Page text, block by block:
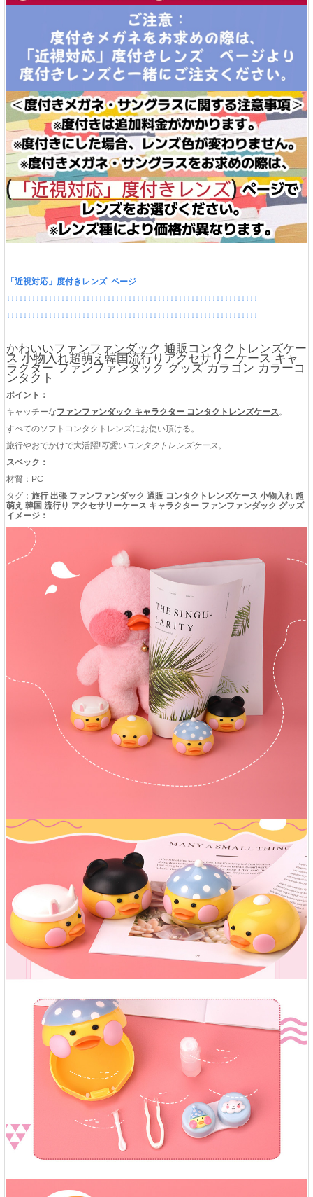
「近視対応」度付きレンズ ページ
↓↓↓↓↓↓↓↓↓↓↓↓↓↓↓↓↓↓↓↓↓↓↓↓↓↓↓↓↓↓↓↓↓↓↓↓↓↓↓↓↓↓↓↓↓↓↓↓↓↓↓↓↓↓↓↓↓↓↓↓
↓↓↓↓↓↓↓↓↓↓↓↓↓↓↓↓↓↓↓↓↓↓↓↓↓↓↓↓↓↓↓↓↓↓↓↓↓↓↓↓↓↓↓↓↓↓↓↓↓↓↓↓↓↓↓↓↓↓↓↓
かわいいファンファンダック 通販コンタクトレンズケー
ス 小物入れ超萌え韓国流行りアクセサリーケース キャ
ラクター ファンファンダック グッズ カラコン カラーコ
ンタクト
ポイント：
キャッチーなファンファンダック キャラクター コンタクトレンズケース 。
すべてのソフトコンタクトレンズにお使い頂ける。
旅行やおでかけで大活躍!可愛いコンタクトレンズケース 。
スペック：
材質：PC
タグ： 旅行 出張 ファンファンダック 通販 コンタクトレンズケース 小物入れ 超
萌え 韓国 流行り アクセサリーケース キャラクター ファンファンダック グッズ
イメージ：